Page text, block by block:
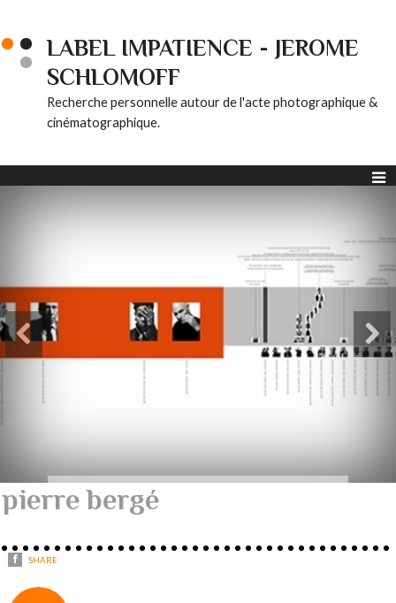
LABEL IMPATIENCE - JEROME
SCHLOMOFF
Recherche personnelle autour de l'acte photographique &
cinématographique.
pierre bergé
SHARE